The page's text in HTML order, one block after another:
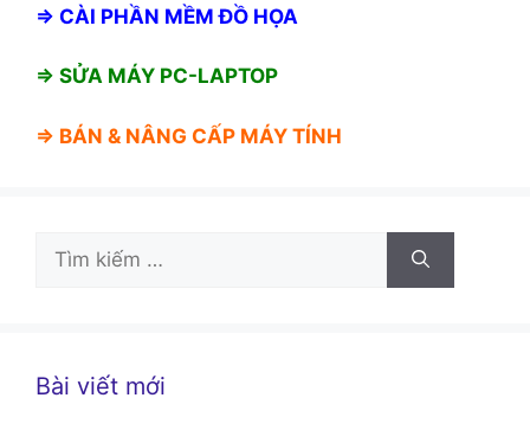
⇒ CÀI PHẦN MỀM ĐỒ HỌA
⇒ SỬA MÁY PC-LAPTOP
⇒ BÁN & NÂNG CẤP MÁY TÍNH
Tìm
kiếm
Bài viết mới